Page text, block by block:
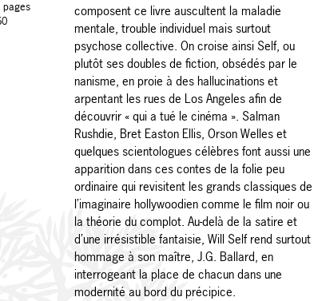
pages
composent ce livre auscultent la maladie
mentale, trouble individuel mais surtout
psychose collective. On croise ainsi Self, ou
plutôt ses doubles de fiction, obsédés par le
nanisme, en proie à des hallucinations et
arpentant les rues de Los Angeles afin de
découvrir « qui a tué le cinéma ». Salman
Rushdie, Bret Easton Ellis, Orson Welles et
quelques scientologues célèbres font aussi une
apparition dans ces contes de la folie peu
ordinaire qui revisitent les grands classiques de
l’imaginaire hollywoodien comme le film noir ou
la théorie du complot. Au-delà de la satire et
d’une irrésistible fantaisie, Will Self rend surtout
hommage à son maître, J.G. Ballard, en
interrogeant la place de chacun dans une
modernité au bord du précipice.